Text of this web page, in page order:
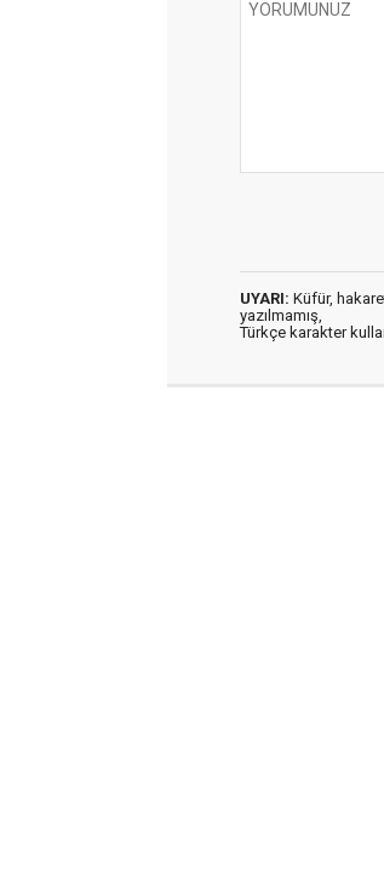
UYARI: Küfür,
yazılmamış,
Türkçe karakter